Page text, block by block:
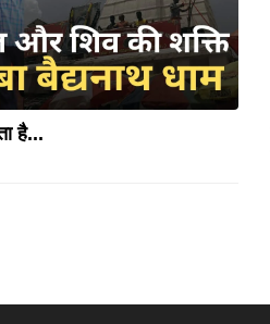
शुरू
खिलाड़ियों ने
है...